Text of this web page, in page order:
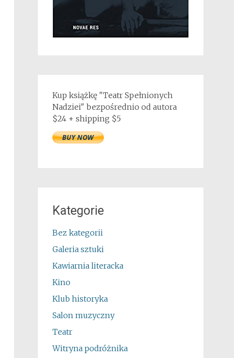
Kup książkę "Teatr Spełnionych
Nadziei" bezpośrednio od autora
$24 + shipping $5
Kategorie
Bez kategorii
Galeria sztuki
Kawiarnia literacka
Kino
Klub historyka
Salon muzyczny
Teatr
Witryna podróżnika